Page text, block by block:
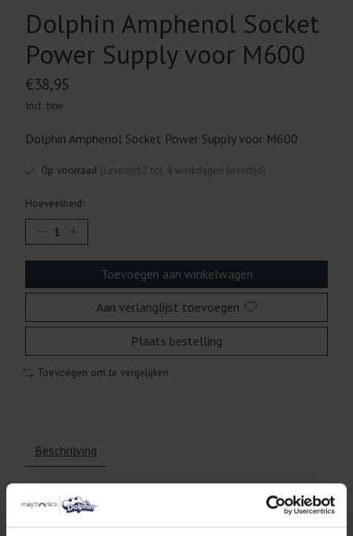
Dolphin Amphenol Socket
Power Supply voor M600
€38,95
Incl. btw
Dolphin Amphenol Socket Power Supply voor M600
Op voorraad (Levertijd:2 tot 4 werkdagen levertijd)
Hoeveelheid:
Toevoegen aan winkelwagen
Aan verlanglijst toevoegen
Plaats bestelling
Toevoegen om te vergelijken
Beschrijving
Dolphin Amphenol Socket Power
Supply voor M600